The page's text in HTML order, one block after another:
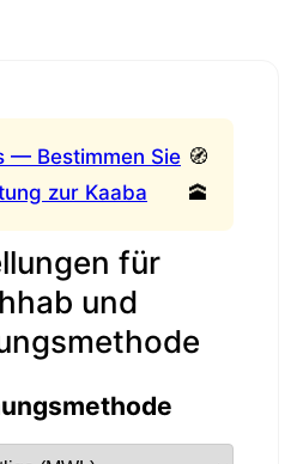
— Bestimmen Sie
zur Kaaba
🧭
🕋
für
und